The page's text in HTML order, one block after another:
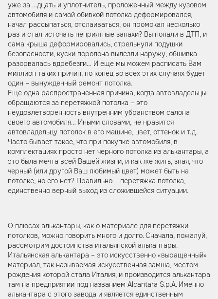
уже за …дцать и уплотнитель, проложенный между кузовом
автомобиля и самой обивкой потолка деформировался,
начал рассыпаться, отслаиваться, он промокал несколько
раз и стал источать неприятные запахи? Вы попали в ДТП, и
сама крыша деформировались, стрельнули подушки
безопасности, куски поролона вылезли наружу, обшивка
разорвалась вдребезги… И еще мы можем расписать Вам
миллион таких причин, но конец во всех этих случаях будет
один – вынужденный ремонт потолка.
Еще одна распространенная причина, когда автовладельцы
обращаются за перетяжкой потолка – это
неудовлетворенность внутренним убранством салона
своего автомобиля… Иными словами, не нравится
автовладельцу потолок в его машине, цвет, оттенок и т.д.
Часто бывает такое, что при покупке автомобиля, в
комплектациях просто нет черного потолка из алькантары, а
это была мечта всей Вашей жизни, и как же жить, зная, что
черный (или другой Ваш любимый цвет) может быть на
потолке, но его нет? Правильно – перетяжка потолка,
единственно верный выход из сложившейся ситуации.
О плюсах алькантары, как о материале для перетяжки
потолков, можно говорить много и долго. Сначала, пожалуй,
рассмотрим достоинства итальянской алькантары.
Итальянская алькантара – это искусственно «выращенный»
материал, так называемая искусственная замша, местом
рождения которой стала Италия, и производится алькантара
там на предприятии под названием Alcantara S.p.A. Именно
алькантара с этого завода и является единственным